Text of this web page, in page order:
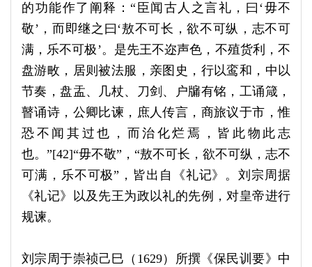
的功能作了阐释：“臣闻古人之言礼，曰‘毋不
敬’，而即继之曰‘敖不可长，欲不可纵，志不可
满，乐不可极’。是先王不迩声色，不殖货利，不
盘游畋，居则被法服，亲图史，行以鸾和，中以
节奏，盘盂、几杖、刀剑、户牖有铭，工诵箴，
瞽诵诗，公卿比谏，庶人传言，商旅议于市，惟
恐不闻其过也，而治化烂焉，皆此物此志
也。”[42]“毋不敬”，“敖不可长，欲不可纵，志不
可满，乐不可极”，皆出自《礼记》。刘宗周据
《礼记》以及先王为政以礼的先例，对皇帝进行
规谏。
刘宗周于崇祯己巳（1629）所撰《保民训要》中